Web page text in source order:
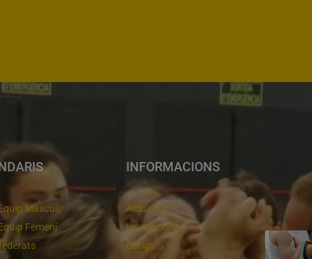
Masculí
Femení
INFORMACIONS
Actualitat
Inscripcions
Botiga